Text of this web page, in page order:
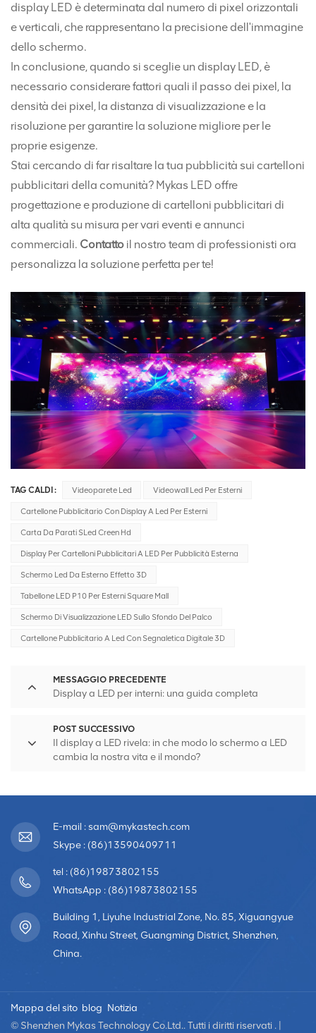
display LED è determinata dal numero di pixel orizzontali
e verticali, che rappresentano la precisione dell'immagine
dello schermo.
In conclusione, quando si sceglie un display LED, è
necessario considerare fattori quali il passo dei pixel, la
densità dei pixel, la distanza di visualizzazione e la
risoluzione per garantire la soluzione migliore per le
proprie esigenze.
Stai cercando di far risaltare la tua pubblicità sui cartelloni
pubblicitari della comunità? Mykas LED offre
progettazione e produzione di cartelloni pubblicitari di
alta qualità su misura per vari eventi e annunci
commerciali. Contatto il nostro team di professionisti ora
personalizza la soluzione perfetta per te!
TAG CALDI : Videoparete Led Videowall Led Per Esterni
Cartellone Pubblicitario Con Display A Led Per Esterni
Carta Da Parati SLed Creen Hd
Display Per Cartelloni Pubblicitari A LED Per Pubblicità Esterna
Schermo Led Da Esterno Effetto 3D
Tabellone LED P10 Per Esterni Square Mall
Schermo Di Visualizzazione LED Sullo Sfondo Del Palco
Cartellone Pubblicitario A Led Con Segnaletica Digitale 3D
MESSAGGIO PRECEDENTE
Display a LED per interni: una guida completa
POST SUCCESSIVO
Il display a LED rivela: in che modo lo schermo a LED
cambia la nostra vita e il mondo?
E-mail : sam@mykastech.com
Skype : (86)13590409711
tel : (86)19873802155
WhatsApp : (86)19873802155
Building 1, Liyuhe Industrial Zone, No. 85, Xiguangyue
Road, Xinhu Street, Guangming District, Shenzhen,
China.
Mappa del sito blog Notizia
© Shenzhen Mykas Technology Co.Ltd.. Tutti i diritti riservati . |